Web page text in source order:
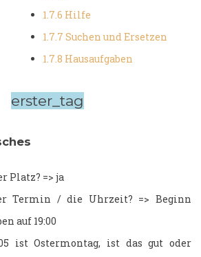
1.7.6 Hilfe
1.7.7 Suchen und Ersetzen
1.7.8 Hausaufgaben
erster_tag
Platz? => ja
Termin / die Uhrzeit? => Beginn
auf 19:00
05 ist Ostermontag, ist das gut oder